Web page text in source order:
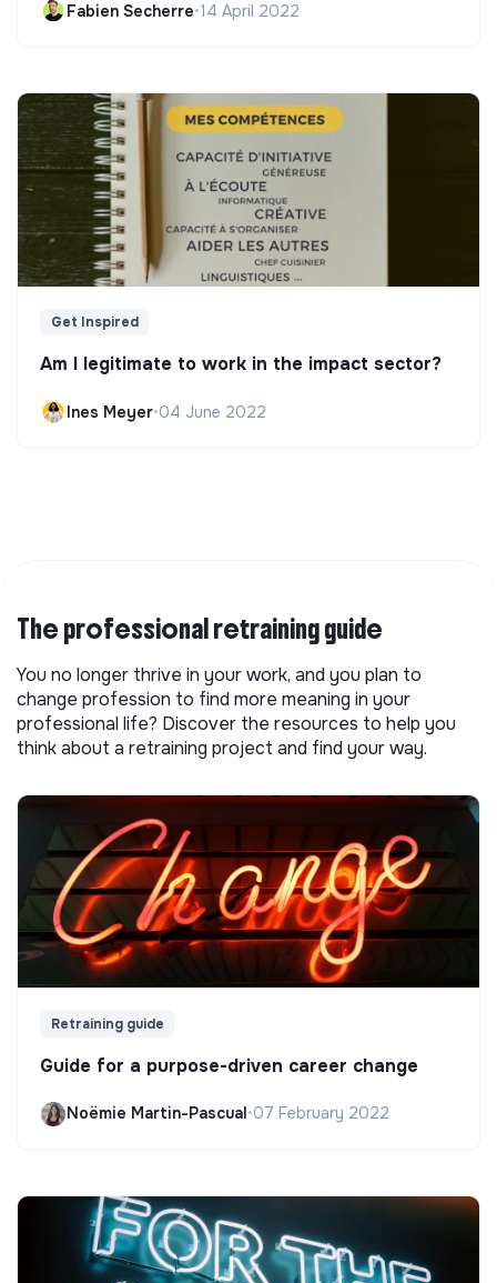
Fabien Secherre•14 April 2022
Get Inspired
Am I legitimate to work in the impact sector?
Ines Meyer•04 June 2022
The professional retraining guide
You no longer thrive in your work, and you plan to
change profession to find more meaning in your
professional life? Discover the resources to help you
think about a retraining project and find your way.
Retraining guide
Guide for a purpose-driven career change
Noëmie Martin-Pascual•07 February 2022